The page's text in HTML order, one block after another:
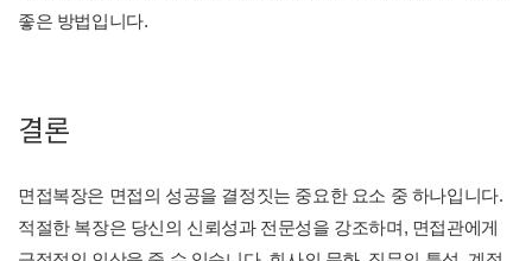
좋은 방법입니다.
결론
면접복장은 면접의 성공을 결정짓는 중요한 요소 중 하나입니다.
적절한 복장은 당신의 신뢰성과 전문성을 강조하며, 면접관에게